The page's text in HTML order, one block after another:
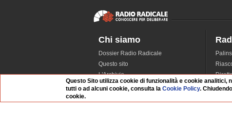
Chi siamo
Dossier Radio Radicale
Questo sito
L'Archivio
Redazione
Questo Sito utilizza cookie di funzionalità e cookie analitici,
tutti o ad alcuni cookie, consulta laCookie Policy.
cookie.